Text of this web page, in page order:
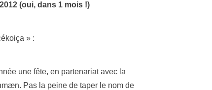
(oui, dans 1 mois !)
» :
une fête, en partenariat avec la
Pas la peine de taper le nom de